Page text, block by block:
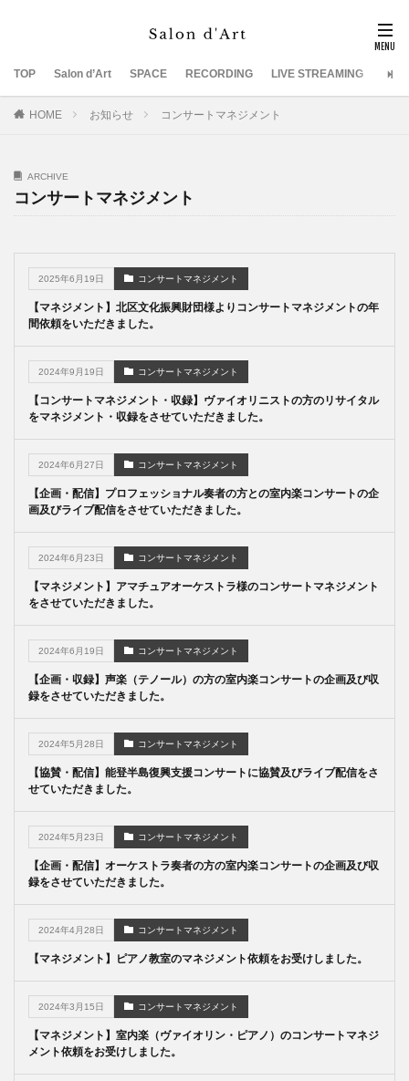
TOP Salon d’Art SPACE RECORDING LIVE STREAMING
HOME お知らせ コンサートマネジメント
ARCHIVE
コンサートマネジメント
2025年6月19日 コンサートマネジメント
【マネジメント】北区文化振興財団様よりコンサートマネジメントの年
間依頼をいただきました。
2024年9月19日 コンサートマネジメント
【コンサートマネジメント・収録】ヴァイオリニストの方のリサイタル
をマネジメント・収録をさせていただきました。
2024年6月27日 コンサートマネジメント
【企画・配信】プロフェッショナル奏者の方との室内楽コンサートの企
画及びライブ配信をさせていただきました。
2024年6月23日 コンサートマネジメント
【マネジメント】アマチュアオーケストラ様のコンサートマネジメント
をさせていただきました。
2024年6月19日 コンサートマネジメント
【企画・収録】声楽（テノール）の方の室内楽コンサートの企画及び収
録をさせていただきました。
2024年5月28日 コンサートマネジメント
【協賛・配信】能登半島復興支援コンサートに協賛及びライブ配信をさ
せていただきました。
2024年5月23日 コンサートマネジメント
【企画・配信】オーケストラ奏者の方の室内楽コンサートの企画及び収
録をさせていただきました。
2024年4月28日 コンサートマネジメント
【マネジメント】ピアノ教室のマネジメント依頼をお受けしました。
2024年3月15日 コンサートマネジメント
【マネジメント】室内楽（ヴァイオリン・ピアノ）のコンサートマネジ
メント依頼をお受けしました。